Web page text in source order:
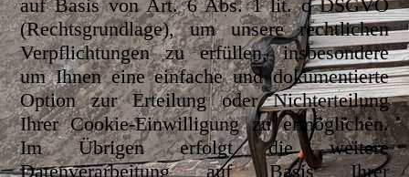
auf Basis von Art. 6 Abs. 1 lit. c DSGVO
(Rechtsgrundlage), um unsere rechtlichen
Verpflichtungen zu erfüllen, insbesondere
um Ihnen eine einfache und dokumentierte
Option zur Erteilung oder Nichterteilung
Ihrer Cookie-Einwilligung zu ermöglichen.
Im Übrigen erfolgt die weitere
Datenverarbeitung auf Basis Ihrer